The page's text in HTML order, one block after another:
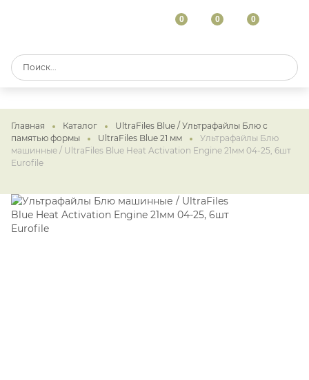
0 0 0
Главная Каталог
UltraFiles Blue / Ультрафайлы Блю с
памятью формы
UltraFiles Blue 21 мм
Ультрафайлы Блю
машинные / UltraFiles Blue Heat Activation Engine 21мм 04-25, 6шт
Eurofile